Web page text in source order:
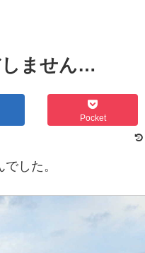
しません…
Pocket
した。